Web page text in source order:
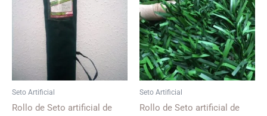
Seto Artificial
Rollo de Seto artificial de
Seto Artificial
Rollo de Seto artificial de